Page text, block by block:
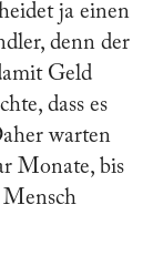
ja einen
denn der
Geld
dass es
warten
Monate, bis
Mensch